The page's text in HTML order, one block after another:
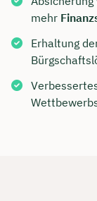
mehr
Erhaltung